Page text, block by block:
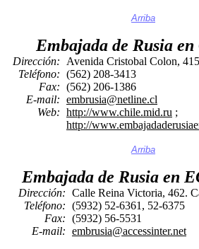
Arriba
Embajada de Rusia
Dirección:
Teléfono:
Fax:
E-mail:
Web:
Avenida Cristobal Colon,
(562) 208-3413
(562) 206-1386
embrusia@netline.cl
http://www.chile.mid.ru ;
http://
Arriba
Embajada de Rusia en
Dirección:
Teléfono:
Fax:
E-mail:
Calle Reina Victoria, 462.
(5932) 52-6361, 52-6375
(5932) 56-5531
embrusia@accessinter.net